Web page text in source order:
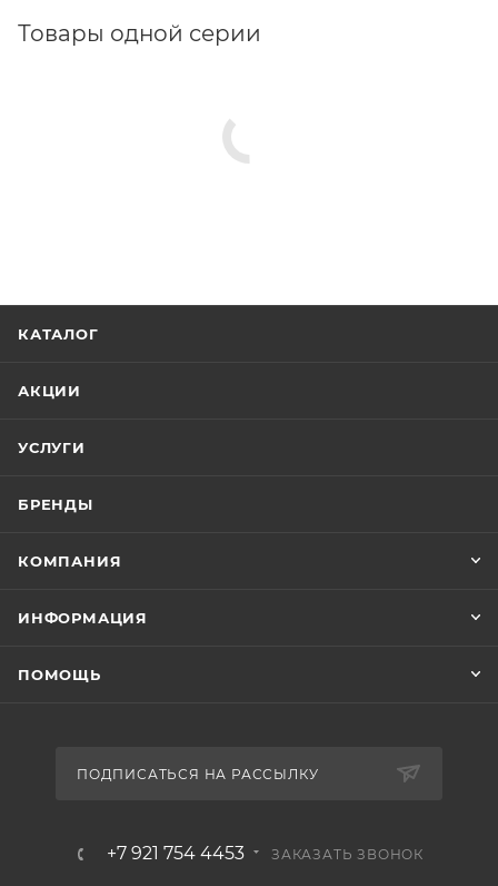
Товары одной серии
КАТАЛОГ
АКЦИИ
УСЛУГИ
БРЕНДЫ
КОМПАНИЯ
ИНФОРМАЦИЯ
ПОМОЩЬ
ПОДПИСАТЬСЯ НА РАССЫЛКУ
+7 921 754 4453 ЗАКАЗАТЬ ЗВОНОК